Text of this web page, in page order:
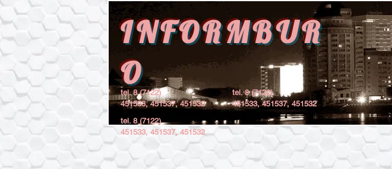
INFORMBUR
O
tel. 8 (7122)
451533, 451537, 451532
tel. 8 (7122)
451533, 451537, 451532
tel. 8 (7122)
451533, 451537, 451532